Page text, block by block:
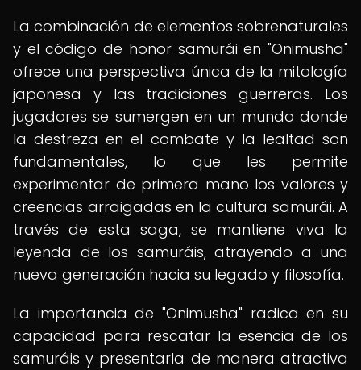
La combinación de elementos sobrenaturales
y el código de honor samurái en "Onimusha"
ofrece una perspectiva única de la mitología
japonesa y las tradiciones guerreras. Los
jugadores se sumergen en un mundo donde
la destreza en el combate y la lealtad son
fundamentales, lo que les permite
experimentar de primera mano los valores y
creencias arraigadas en la cultura samurái. A
través de esta saga, se mantiene viva la
leyenda de los samuráis, atrayendo a una
nueva generación hacia su legado y filosofía.
La importancia de "Onimusha" radica en su
capacidad para rescatar la esencia de los
samuráis y presentarla de manera atractiva